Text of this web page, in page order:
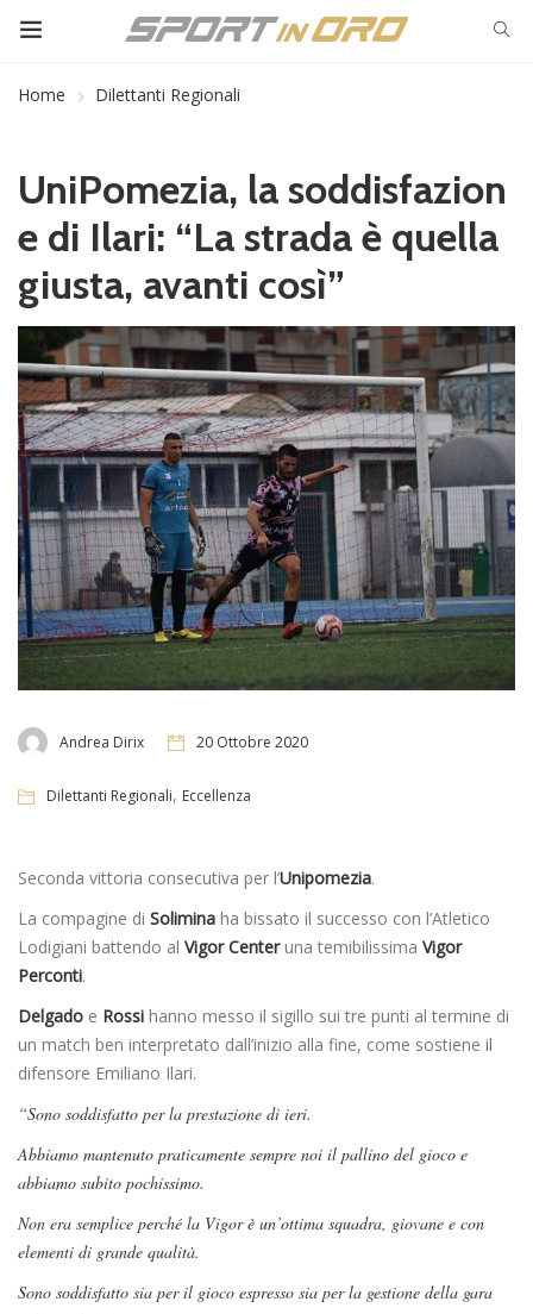
Home Dilettanti Regionali
UniPomezia, la soddisfazion
e di Ilari: “La strada è quella
giusta, avanti così”
Andrea Dirix 20 Ottobre 2020
Dilettanti Regionali, Eccellenza
Seconda vittoria consecutiva per l’Unipomezia.
La compagine di Solimina ha bissato il successo con l’Atletico
Lodigiani battendo al Vigor Centeruna temibilissima Vigor
Perconti.
Delgado e Rossi hanno messo il sigillo sui tre punti al termine di
un match ben interpretato dall’inizio alla fine, come sostiene il
difensore Emiliano Ilari.
“Sono soddisfatto per la prestazione di ieri.
Abbiamo mantenuto praticamente sempre noi il pallino del gioco e
abbiamo subito pochissimo.
Non era semplice perché la Vigor è un’ottima squadra, giovane e con
elementi di grande qualità.
Sono soddisfatto sia per il gioco espresso sia per la gestione della gara